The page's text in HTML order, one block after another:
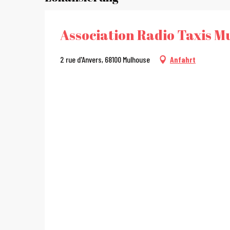
Association Radio Taxis
2 rue d'Anvers, 68100 Mulhouse Anfahrt